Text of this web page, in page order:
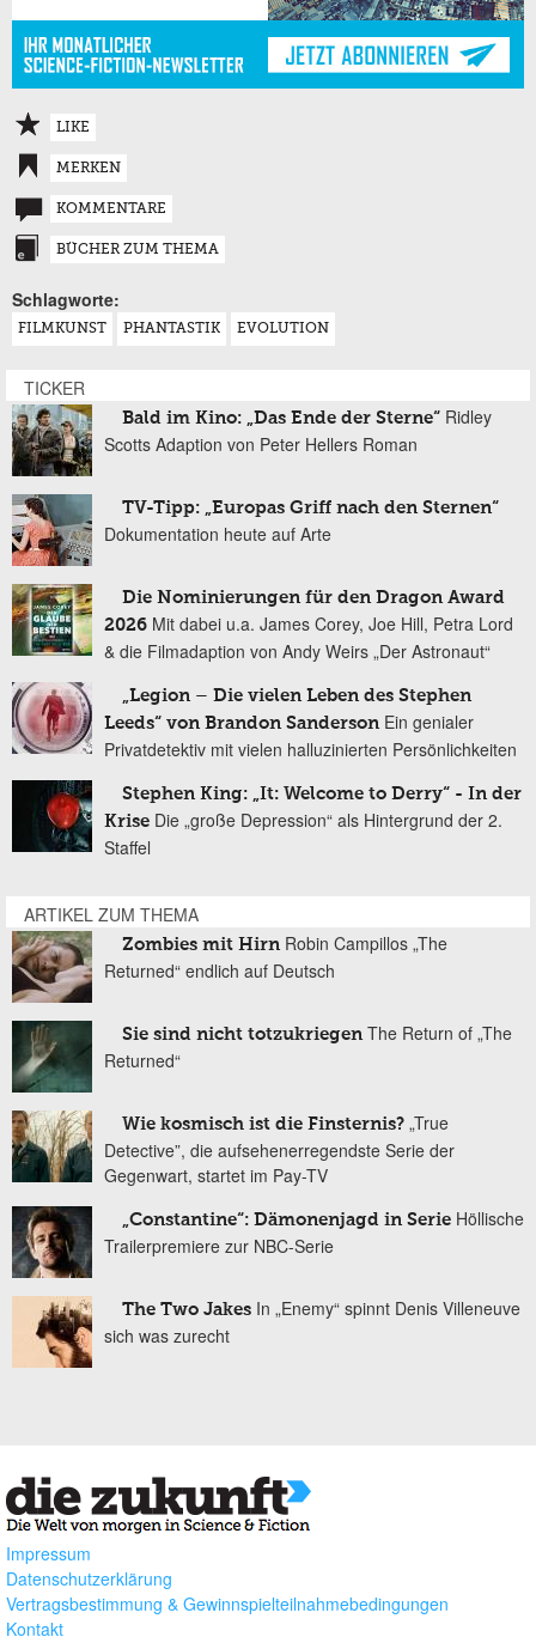
LIKE
MERKEN
KOMMENTARE
BÜCHER ZUM THEMA
Schlagworte:
FILMKUNST PHANTASTIK EVOLUTION
TICKER
Bald im Kino: „Das Ende der Sterne“ Ridley
Scotts Adaption von Peter Hellers Roman
TV-Tipp: „Europas Griff nach den Sternen“
Dokumentation heute auf Arte
Die Nominierungen für den Dragon Award
2026 Mit dabei u.a. James Corey, Joe Hill, Petra Lord
& die Filmadaption von Andy Weirs „Der Astronaut“
„Legion – Die vielen Leben des Stephen
Leeds“ von Brandon Sanderson Ein genialer
Privatdetektiv mit vielen halluzinierten Persönlichkeiten
Stephen King: „It: Welcome to Derry“ - In der
Krise Die „große Depression“ als Hintergrund der 2.
Staffel
ARTIKEL ZUM THEMA
Zombies mit Hirn Robin Campillos „The
Returned“ endlich auf Deutsch
Sie sind nicht totzukriegen The Return of „The
Returned“
Wie kosmisch ist die Finsternis? „True
Detective”, die aufsehenerregendste Serie der
Gegenwart, startet im Pay-TV
„Constantine“: Dämonenjagd in Serie Höllische
Trailerpremiere zur NBC-Serie
The Two Jakes In „Enemy“ spinnt Denis Villeneuve
sich was zurecht
Impressum
Datenschutzerklärung
Vertragsbestimmung & Gewinnspielteilnahmebedingungen
Kontakt